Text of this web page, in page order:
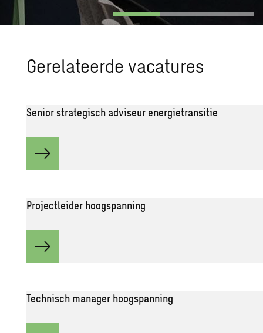
Ge­re­la­teer­de va­ca­tu­res
Senior strategisch adviseur energietransitie
Projectleider hoogspanning
Technisch manager hoogspanning